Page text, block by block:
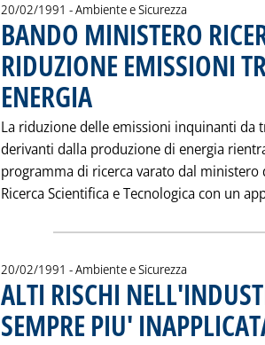
20/02/1991 - Ambiente e Sicurezza
BANDO MINISTERO
RIDUZIONE EMISSIONI
ENERGIA
La riduzione delle emissioni inquinanti da
derivanti dalla produzione di energia
programma di ricerca varato dal ministero
Ricerca Scientifica e Tecnologica con un
20/02/1991 - Ambiente e Sicurezza
ALTI RISCHI
SEMPRE PIU'